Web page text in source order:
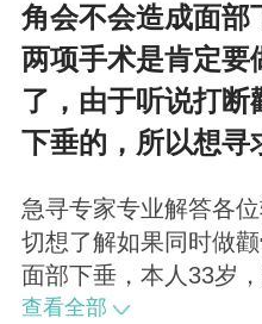
角会不会造成面部
两项手术是肯定要
了，由于听说打
下垂的，所以想寻
急寻专家专业解答各
切想了解如果同时做
面部下垂，本人33岁
的，所以就不上图了
查看全部